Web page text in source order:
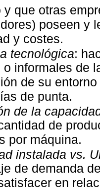
y que otras
poseen y
y costes.
tecnológica:
o informales de
de su
de punta.
de la
de
por máquina.
instalada vs.
de demanda
en